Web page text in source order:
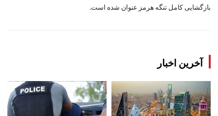
بازگشایی کامل تنگه هرمز عنوان شده است.
آخرین اخبار